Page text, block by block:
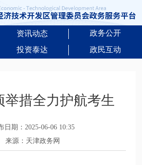
资讯动态
政务公开
投资泰达 政民互动
举措全力护航考生
日期：2025-06-06 10:35
来源：天津政务网